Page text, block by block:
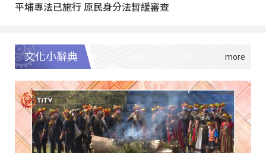
平埔專法已施行 原民身分法暫緩審查
文化小辭典